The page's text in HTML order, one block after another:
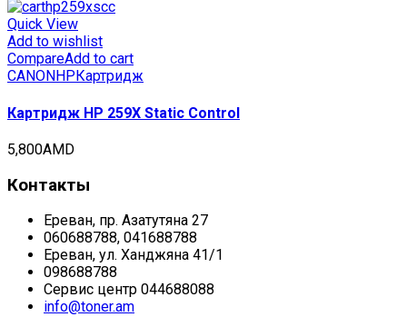
Quick View
Add to wishlist
CompareAdd to cart
CANON HP Картридж
Картридж HP 259X Static Control
5,800AMD
Контакты
Ереван, пр. Азатутяна 27
060688788, 041688788
Ереван, ул. Ханджяна 41/1
098688788
Сервис центр 044688088
info@toner.am